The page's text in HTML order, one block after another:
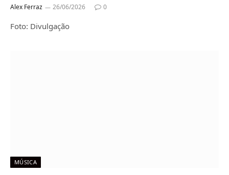
Alex Ferraz 26/06/2026 0
Foto: Divulgação
MÚSICA